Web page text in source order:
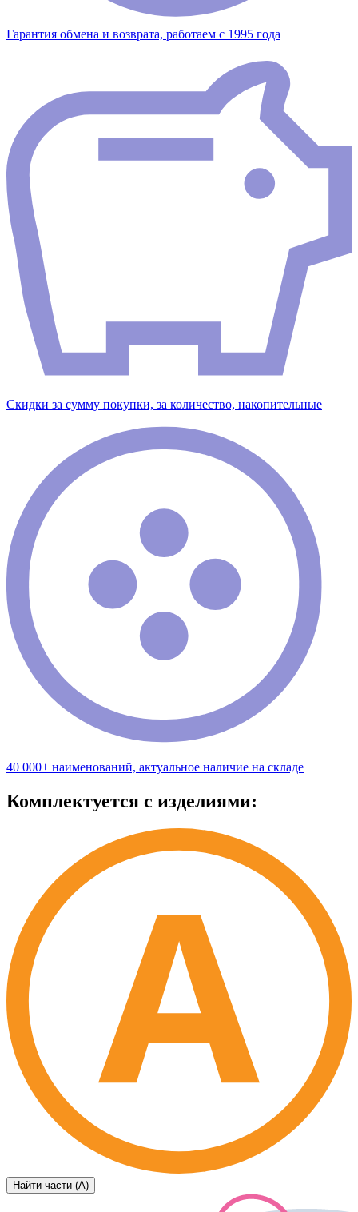
Гарантия обмена и возврата, работаем с 1995 года
Скидки за сумму покупки, за количество, накопительные
40 000+ наименований, актуальное наличие на складе
Комплектуется с изделиями:
Найти части (А)